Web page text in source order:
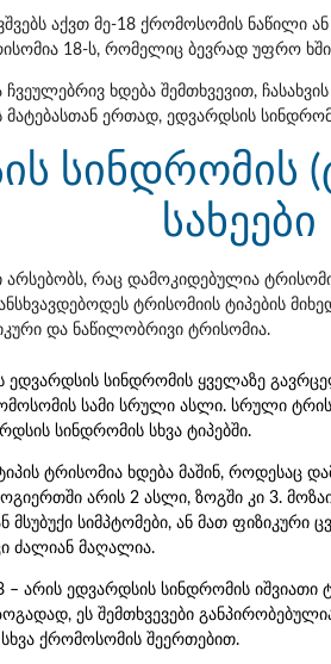
აქვთ მე-18 ქრომოსომის ნაწილი
18-ს, რომელიც ბევრად უფრო
ხდება შემთხვევით,
ერთად, ედვარდსის
სინდრომის
სახეები
რაც დამოკიდებულია
ტრისომიის ტიპების
და ნაწილობრივი ტრისომია.
ედვარდსის სინდრომის ყველაზე
სამი სრული ასლი. სრული
სინდრომის სხვა ტიპებში.
ტრისომია ხდება მაშინ, როდესაც
არის 2 ასლი, ზოგში კი 3.
მსუბუქი სიმპტომები, ან მათ
ძალიან მაღალია.
– არის ედვარდსის სინდრომის
ეს შემთხვევები
ქრომოსომის შეერთებით.